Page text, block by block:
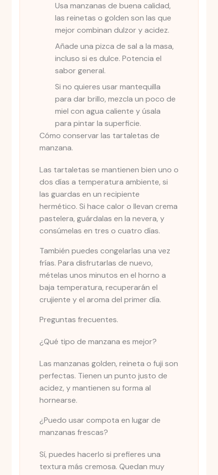
Usa manzanas de buena calidad,
las reinetas o golden son las que
mejor combinan dulzor y acidez.
Añade una pizca de sal a la masa,
incluso si es dulce. Potencia el
sabor general.
Si no quieres usar mantequilla
para dar brillo, mezcla un poco de
miel con agua caliente y úsala
para pintar la superficie.
Cómo conservar las tartaletas de
manzana.
Las tartaletas se mantienen bien uno o
dos días a temperatura ambiente, si
las guardas en un recipiente
hermético. Si hace calor o llevan crema
pastelera, guárdalas en la nevera, y
consúmelas en tres o cuatro días.
También puedes congelarlas una vez
frías. Para disfrutarlas de nuevo,
mételas unos minutos en el horno a
baja temperatura, recuperarán el
crujiente y el aroma del primer día.
Preguntas frecuentes.
¿Qué tipo de manzana es mejor?
Las manzanas golden, reineta o fuji son
perfectas. Tienen un punto justo de
acidez, y mantienen su forma al
hornearse.
¿Puedo usar compota en lugar de
manzanas frescas?
Sí, puedes hacerlo si prefieres una
textura más cremosa. Quedan muy